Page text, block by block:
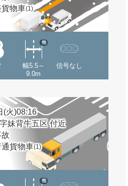
物車(1)
幅5.5～
9.0m
他
信号なし
(火)08:16
妹背牛五区 付近
通貨物車(1)
他